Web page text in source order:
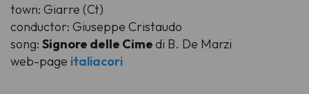
town: Giarre (Ct)
conductor: Giuseppe Cristaudo
song: Signore delle Cimedi B. De Marzi
web-page italiacori